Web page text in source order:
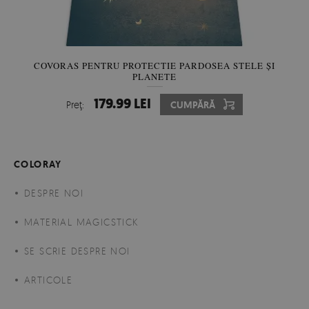
COVORAS PENTRU PROTECTIE PARDOSEA STELE ȘI
PLANETE
Preţ: 179.99 LEI CUMPĂRĂ
COLORAY
DESPRE NOI
MATERIAL MAGICSTICK
SE SCRIE DESPRE NOI
ARTICOLE